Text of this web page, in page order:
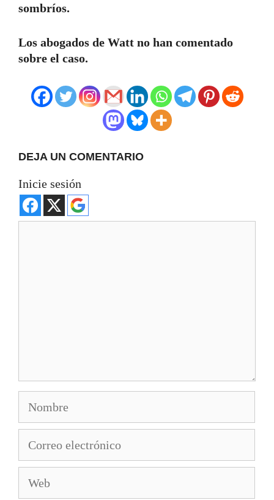
sombríos.
Los abogados de Watt no han comentado
sobre el caso.
DEJA UN COMENTARIO
Inicie sesión
electrónico